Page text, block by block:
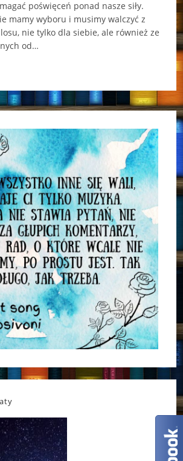
poświęceń ponad nasze siły.
mamy wyboru i musimy walczyć z
nie tylko dla siebie, ale również ze
od…